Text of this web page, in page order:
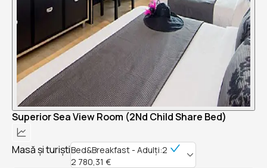
Superior Sea View Room (2Nd Child Share Bed)
Masă și turiștiBed&Breakfast - Adulți:2
2 780,31 €